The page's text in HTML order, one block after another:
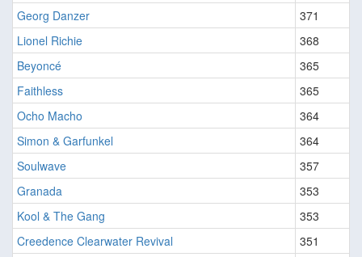
Georg Danzer
371
Lionel Richie
368
Beyoncé
365
Faithless
365
Ocho Macho
364
Simon & Garfunkel
364
Soulwave
357
Granada
353
Kool & The Gang
353
Creedence Clearwater Revival
351